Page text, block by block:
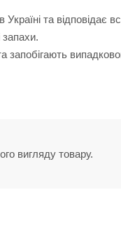
та відповідає
запахи.
запобігають
вигляду товару.